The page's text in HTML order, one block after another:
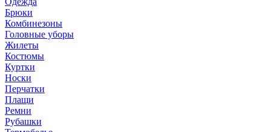
Брюки
Комбинезоны
Головные уборы
Жилеты
Костюмы
Куртки
Носки
Перчатки
Плащи
Ремни
Рубашки